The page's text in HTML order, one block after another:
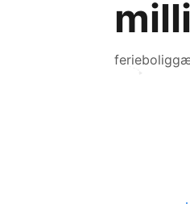
Nå ud til